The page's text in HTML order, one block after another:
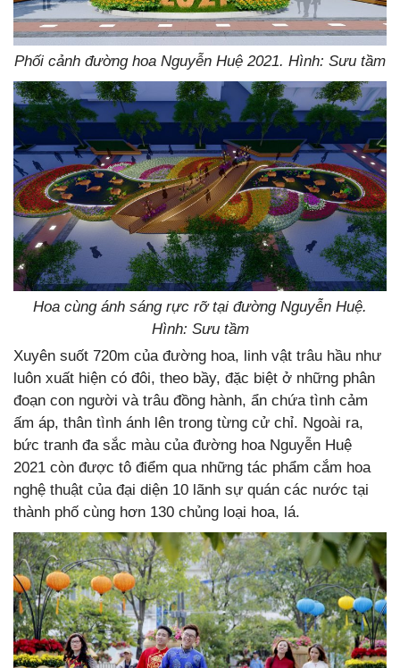
Phối cảnh đường hoa Nguyễn Huệ 2021. Hình: Sưu tầm
Hoa cùng ánh sáng rực rỡ tại đường Nguyễn Huệ.
Hình: Sưu tầm
Xuyên suốt 720m của đường hoa, linh vật trâu hầu như
luôn xuất hiện có đôi, theo bầy, đặc biệt ở những phân
đoạn con người và trâu đồng hành, ẩn chứa tình cảm
ấm áp, thân tình ánh lên trong từng cử chỉ. Ngoài ra,
bức tranh đa sắc màu của đường hoa Nguyễn Huệ
2021 còn được tô điểm qua những tác phẩm cắm hoa
nghệ thuật của đại diện 10 lãnh sự quán các nước tại
thành phố cùng hơn 130 chủng loại hoa, lá.